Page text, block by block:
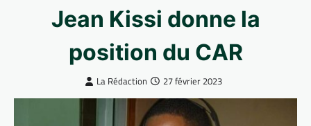
Jean Kissi donne la
position du CAR
La Rédaction 27 février 2023